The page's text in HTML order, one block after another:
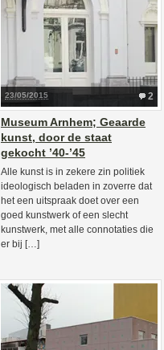
2
23/05/2015
Museum Arnhem; Geaarde
kunst, door de staat
gekocht ’40-’45
Alle kunst is in zekere zin politiek
ideologisch beladen in zoverre dat
het een uitspraak doet over een
goed kunstwerk of een slecht
kunstwerk, met alle connotaties die
er bij […]